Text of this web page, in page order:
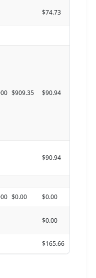
$74.73
$909.35 $90.94
$90.94
$0.00
$0.00
$0.00
$165.66